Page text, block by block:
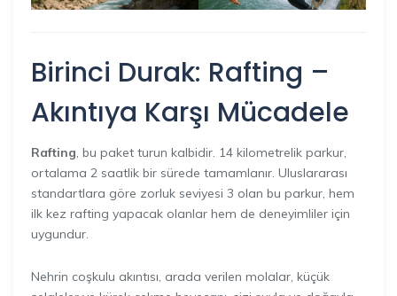
Birinci Durak: Rafting –
Akıntıya Karşı Mücadele
Rafting, bu paket turun kalbidir. 14 kilometrelik parkur,
ortalama 2 saatlik bir sürede tamamlanır. Uluslararası
standartlara göre zorluk seviyesi 3 olan bu parkur, hem
ilk kez rafting yapacak olanlar hem de deneyimliler için
uygundur.
Nehrin coşkulu akıntısı, arada verilen molalar, küçük